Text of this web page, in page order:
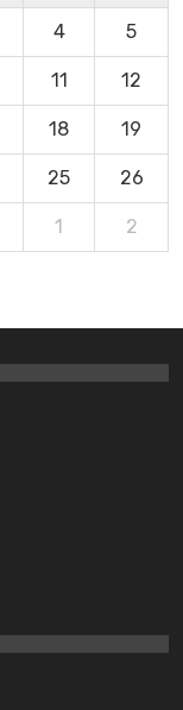
4 5
11 12
18 19
25 26
1 2